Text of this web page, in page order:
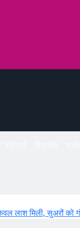
लाश मिली, सुअरों को